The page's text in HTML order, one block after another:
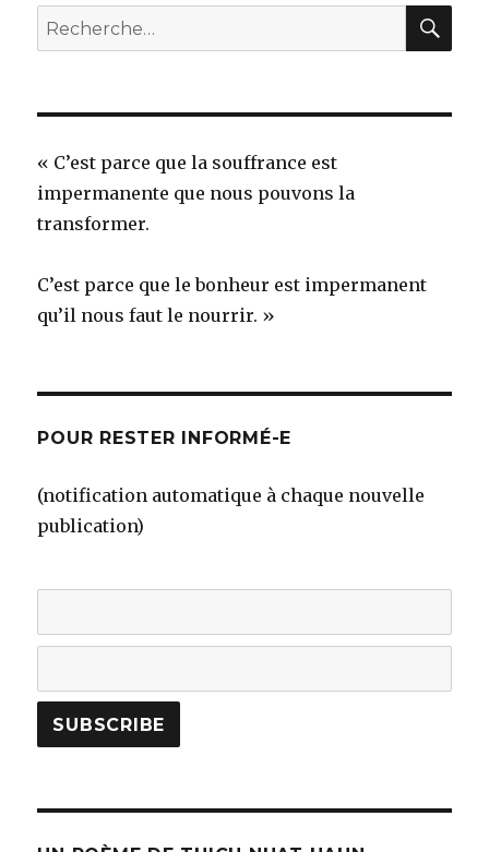
Recherche
pour
« C’est parce que la souffrance est
impermanente que nous pouvons la
transformer.
C’est parce que le bonheur est impermanent
qu’il nous faut le nourrir. »
POUR RESTER INFORMÉ-E
(notification automatique à chaque nouvelle
publication)